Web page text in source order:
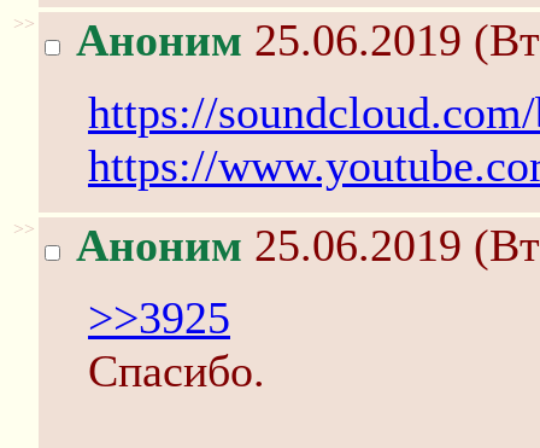
>> Аноним 25.06.2019
https://
https://
>> Аноним 25.06.2019
>>3925
Спасибо.